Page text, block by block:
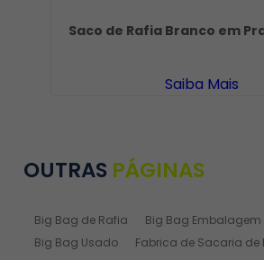
Saco de Rafia Branco em
Saiba Mais
OUTRAS PÁGINAS
Big Bag de Rafia Big Bag Embalagem
Big Bag Usado
Fabrica de Sacaria de